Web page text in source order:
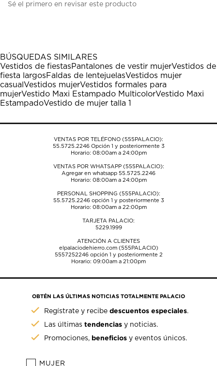
para
1
estrella
Esta
acción
abrirá
el
formulario
envío.
para
estrellas.
Esta
acción
abrirá
el
formulario
envío.
para
estrellas.
Esta
acción
abrirá
el
formulario
envío.
para
estrellas.
Esta
acción
abrirá
el
formulario
envío.
para
estrellas.
Esta
acción
abrirá
el
formulario
envío.
Sé el primero en revisar este producto
BÚSQUEDAS SIMILARES
Vestidos de fiestasPantalones de vestir mujerVestidos de
fiesta largosFaldas de lentejuelasVestidos mujer
casual Vestidos mujerVestidos formales para
mujerVestido Maxi Estampado MulticolorVestido Maxi
EstampadoVestido de mujer talla 1
VENTAS POR TELÉFONO (555PALACIO):
55.5725.2246Opción 1 y posteriormente 3
Horario: 08:00am a 24:00pm
VENTAS POR WHATSAPP (555PALACIO):
Agregar en whatsapp 55.5725.2246
Horario: 08:00am a 24:00pm
PERSONAL SHOPPING (555PALACIO):
55.5725.2246opción 1 y posteriormente 3
Horario: 08:00am a 22:00pm
TARJETA PALACIO:
5229.1999
ATENCIÓN A CLIENTES
elpalaciodehierro.com (555PALACIO)
5557252246opción 1 y posteriormente 2
Horario: 09:00am a 21:00pm
OBTÉN LAS ÚLTIMAS NOTICIAS TOTALMENTE PALACIO
Regístrate y recibedescuentos especiales.
Las últimastendencias y noticias.
Promociones, beneficios y eventos únicos.
MUJER